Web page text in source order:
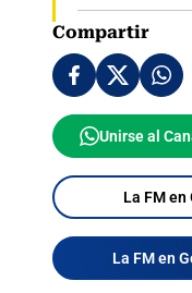
Compartir
Unirse al
La FM en
La FM en